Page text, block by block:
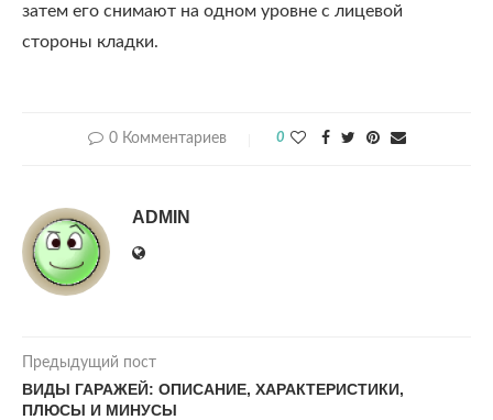
затем его снимают на одном уровне с лицевой
стороны кладки.
0 Комментариев 0
ADMIN
Предыдущий пост
ВИДЫ ГАРАЖЕЙ: ОПИСАНИЕ, ХАРАКТЕРИСТИКИ,
ПЛЮСЫ И МИНУСЫ